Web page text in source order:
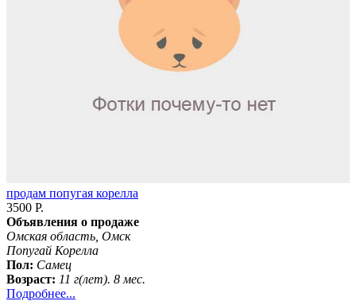
продам попугая корелла
3500 Р.
Объявления о продаже
Омская область, Омск
Попугай Корелла
Пол: Самец
Возраст: 11 г(лет). 8 мес.
Подробнее...